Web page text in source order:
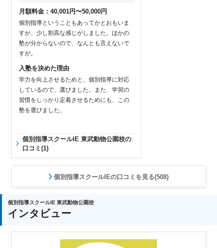
月額料金：40,001円〜50,000円
個別指導ということもあってかとおもいま
すが、少し割高な感じがしました。ほかの
塾が分からないので、なんとも言えないで
すが。
入塾を決めた理由
学力を向上させるためと、個別指導に対応
しているので、選びました。また、学習の
習慣をしっかり定着させるためにも、この
塾を選びました。
個別指導スクールIE 東武動物公園校の
口コミ(1)
個別指導スクールIEの口コミを見る(508)
個別指導スクールIE 東武動物公園校
インタビュー